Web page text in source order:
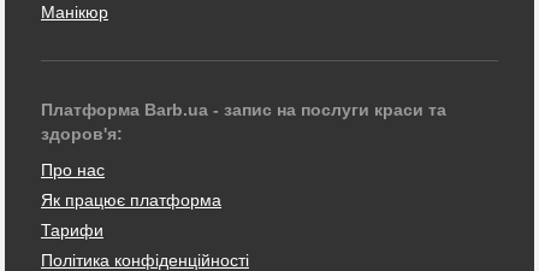
Манікюр
Платформа Barb.ua - запис на послуги краси та
здоров'я:
Про нас
Як працює платформа
Тарифи
Політика конфіденційності